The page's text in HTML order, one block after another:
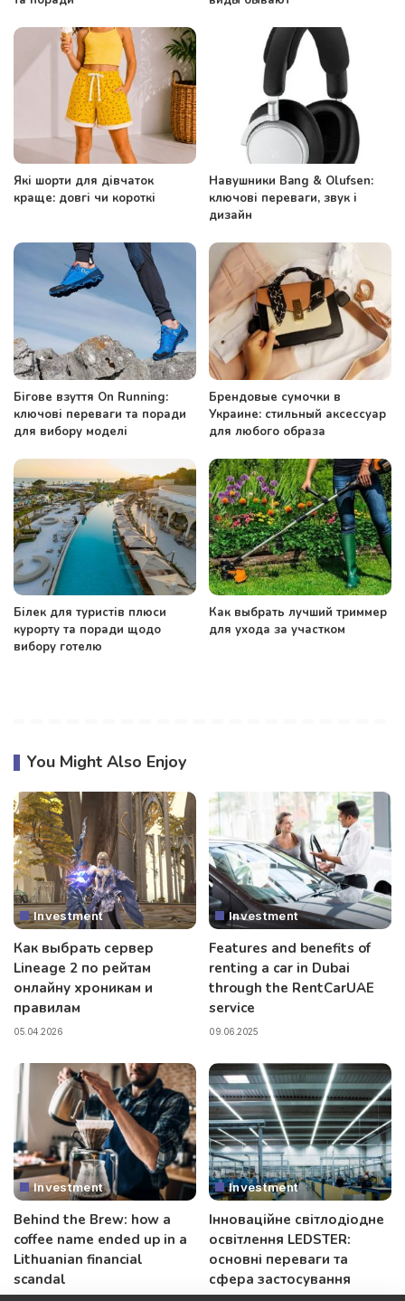
Які шорти для дівчаток
краще: довгі чи короткі
Навушники Bang & Olufsen:
ключові переваги, звук і
дизайн
Бігове взуття On Running:
ключові переваги та поради
для вибору моделі
Брендовые сумочки в
Украине: стильный аксессуар
для любого образа
Білек для туристів плюси
курорту та поради щодо
вибору готелю
Как выбрать лучший триммер
для ухода за участком
You Might Also Enjoy
Investment
Как выбрать сервер
Lineage 2 по рейтам
онлайну хроникам и
правилам
05.04.2026
Investment
Features and benefits of
renting a car in Dubai
through the RentCarUAE
service
09.06.2025
Investment
Behind the Brew: how a
coffee name ended up in a
Lithuanian financial
scandal
Investment
Інноваційне світлодіодне
освітлення LEDSTER:
основні переваги та
сфера застосування